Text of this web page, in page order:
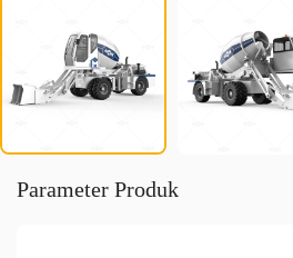
Parameter Produk